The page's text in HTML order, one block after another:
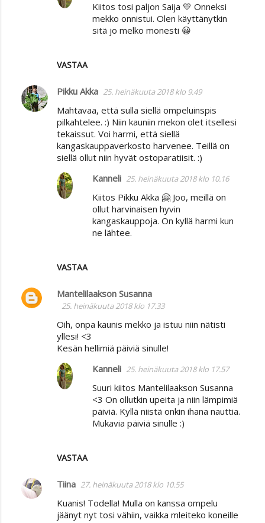
VASTAA
Kiitos tosi paljon Saija 💛 Onneksi
mekko onnistui. Olen käyttänytkin
sitä jo melko monesti 😀
Pikku Akka 25. heinäkuuta 2018 klo 9.49
Mahtavaa, että sulla siellä ompeluinspis
pilkahtelee. :) Niin kauniin mekon olet itsellesi
tekaissut. Voi harmi, että siellä
kangaskauppaverkosto harvenee. Teillä on
siellä ollut niin hyvät ostoparatiisit. :)
VASTAA
Kanneli 25. heinäkuuta 2018 klo 10.16
Kiitos Pikku Akka 🤗 Joo, meillä on
ollut harvinaisen hyvin
kangaskauppoja. On kyllä harmi kun
ne lähtee.
Mantelilaakson Susanna
25. heinäkuuta 2018 klo 17.33
Oih, onpa kaunis mekko ja istuu niin nätisti
yllesi! <3
Kesän hellimiä päiviä sinulle!
VASTAA
Kanneli 25. heinäkuuta 2018 klo 17.57
Suuri kiitos Mantelilaakson Susanna
<3 On ollutkin upeita ja niin lämpimiä
päiviä. Kyllä niistä onkin ihana nauttia.
Mukavia päiviä sinulle :)
Tiina 27. heinäkuuta 2018 klo 10.55
Kuanis! Todella! Mulla on kanssa ompelu
jäänyt nyt tosi vähiin, vaikka mleiteko koneille